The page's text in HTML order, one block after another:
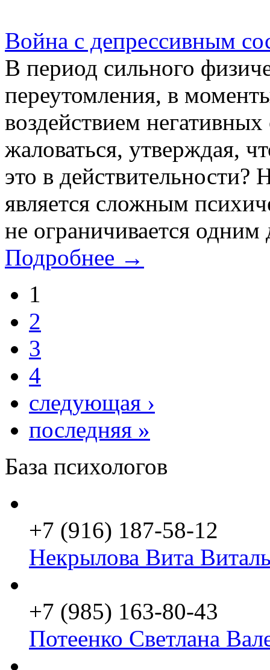
Война с депрессивным
В период сильного
переутомления, в
воздействием
жаловаться, утверждая,
это в действительности?
является сложным
не ограничивается
Подробнее →
1
2
3
4
следующая ›
последняя »
База психологов
+7 (916) 187-58-12
Некрылова Вита
+7 (985) 163-80-43
Потеенко Светлана